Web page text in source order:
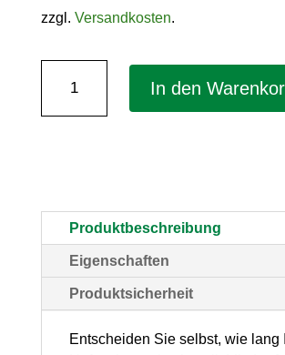
zzgl. Versandkosten.
mm,
brilliantorange,
1
Stück
In den
Produktbeschreibung
Eigenschaften
Produktsicherheit
Entscheiden Sie selbst, wie lang